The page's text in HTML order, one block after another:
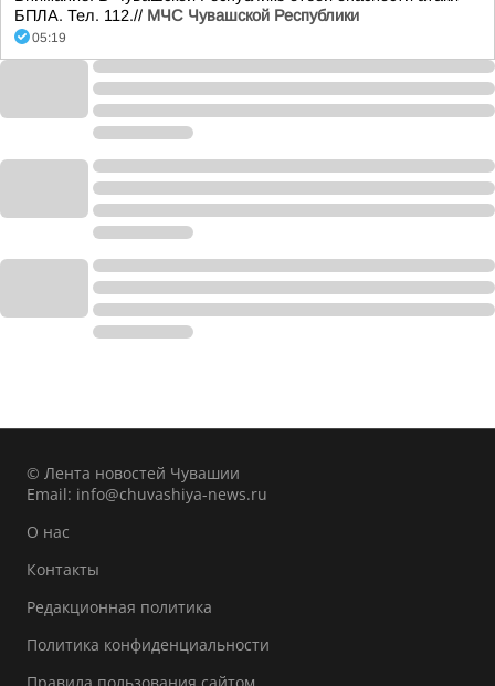
БПЛА. Тел. 112.// МЧС Чувашской Республики
05:19
© Лента новостей Чувашии
Email: info@chuvashiya-news.ru
О нас
Контакты
Редакционная политика
Политика конфиденциальности